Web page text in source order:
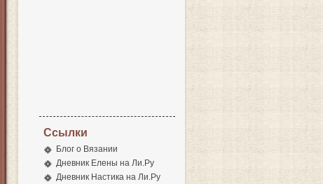
Ссылки
Блог о Вязании
Дневник Елены на Ли.Ру
Дневник Настика на Ли.Ру